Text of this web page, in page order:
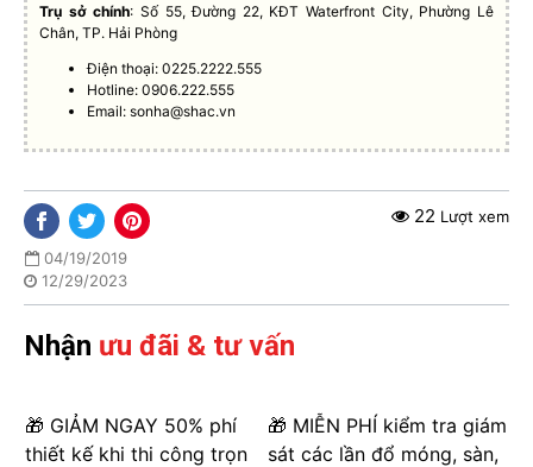
Trụ sở chính: Số 55, Đường 22, KĐT Waterfront City, Phường Lê
Chân, TP. Hải Phòng
Điện thoại: 0225.2222.555
Hotline: 0906.222.555
Email:sonha@shac.vn
04/19/2019
12/29/2023
22 Lượt xem
Nhận ưu đãi & tư vấn
🎁 GIẢM NGAY 50% phí
thiết kế khi thi công trọn
🎁 MIỄN PHÍ kiểm tra giám
sát các lần đổ móng, sàn,